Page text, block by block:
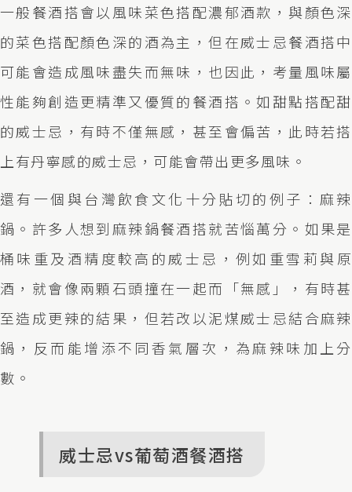
一般餐酒搭會以風味菜色搭配濃郁酒款，與顏色深
的菜色搭配顏色深的酒為主，但在威士忌餐酒搭中
可能會造成風味盡失而無味，也因此，考量風味屬
性能夠創造更精準又優質的餐酒搭。如甜點搭配甜
的威士忌，有時不僅無感，甚至會偏苦，此時若搭
上有丹寧感的威士忌，可能會帶出更多風味。
還有一個與台灣飲食文化十分貼切的例子：麻辣
鍋。許多人想到麻辣鍋餐酒搭就苦惱萬分。如果是
桶味重及酒精度較高的威士忌，例如 重雪莉與原
酒，就會像兩顆石頭撞在一起而「無感」，有時甚
至造成更辣的結果，但若改以泥煤威士忌結合麻辣
鍋，反而能增添不同香氣層次，為麻辣味加上分
數。
威士忌vs葡萄酒餐酒搭